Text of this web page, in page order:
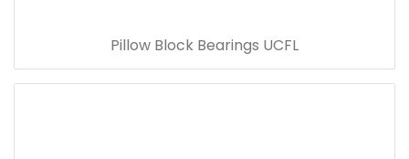
Pillow Block Bearings UCFL